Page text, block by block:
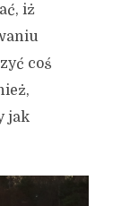
o
inny
iż
coś
jak